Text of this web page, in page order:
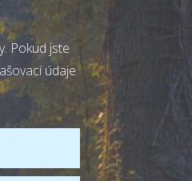
Pokud jste
údaje